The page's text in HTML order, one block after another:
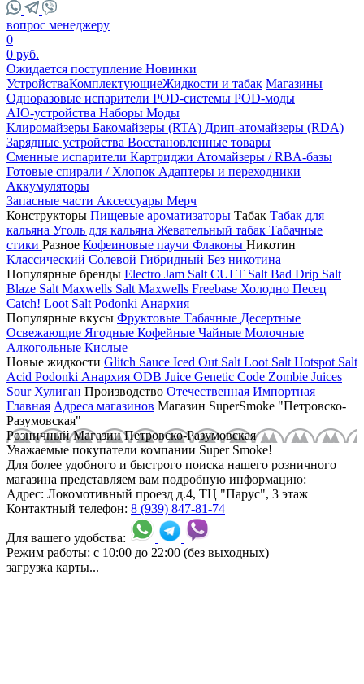
вопрос менеджеру
0
0 руб.
Ожидается поступление Новинки
УстройстваКомплектующиеЖидкости и табак Магазины
Одноразовые испарители POD-системы POD-моды
AIO-устройства Наборы Моды
Клиромайзеры Бакомайзеры (RTA) Дрип-атомайзеры (RDA)
Зарядные устройства Восстановленные товары
Сменные испарители Картриджи Атомайзеры / RBA-базы
Готовые спирали / Хлопок Адаптеры и переходники
Аккумуляторы
Запасные части Аксессуары Мерч
Конструкторы Пищевые ароматизаторы Табак Табак для
кальяна Уголь для кальяна Жевательный табак Табачные
стики Разное Кофеиновые паучи Флаконы Никотин
Классический Солевой Гибридный Без никотина
Популярные бренды Electro Jam Salt CULT Salt Bad Drip Salt
Blaze Salt Maxwells Salt Maxwells Freebase Холодно Песец
Catch! Loot Salt Podonki Анархия
Популярные вкусы Фруктовые Табачные Десертные
Освежающие Ягодные Кофейные Чайные Молочные
Алкогольные Кислые
Новые жидкости Glitch Sauce Iced Out Salt Loot Salt Hotspot Salt
Acid Podonki Анархия ODB Juice Genetic Code Zombie Juices
Sour Хулиган Производство Отечественная Импортная
Главная Адреса магазинов Магазин SuperSmoke "Петровско-
Разумовская"
Розничный Магазин Петровско-Разумовская
Уважаемые покупатели компании Super Smoke!
Для более удобного и быстрого поиска нашего розничного
магазина представляем вам подробную информацию:
Адрес: Локомотивный проезд д.4, ТЦ "Парус", 3 этаж
Контактный телефон: 8 (939) 847-81-74
Для вашего удобства:
Режим работы: с 10:00 до 22:00 (без выходных)
загрузка карты...